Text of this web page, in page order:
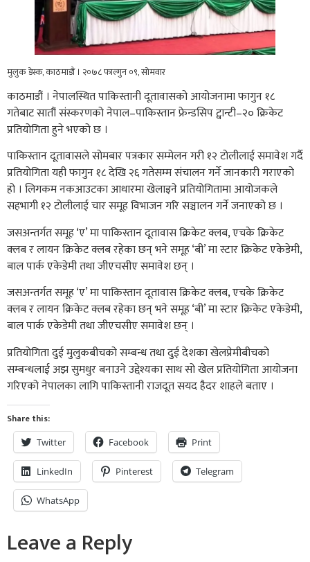
मुलुक डेस्क, काठमाडौं । २०७८ फाल्गुन ०९, सोमवार
काठमाडौं । नेपालस्थित पाकिस्तानी दूतावासको आयोजनामा फागुन १८
गतेबाट सातौं संस्करणको नेपाल–पाकिस्तान फ्रेन्डसिप ट्वान्टी–२० क्रिकेट
प्रतियोगिता हुने भएको छ ।
पाकिस्तान दूतावासले सोमबार पत्रकार सम्मेलन गरी १२ टोलीलाई समावेश गर्दै
प्रतियोगिता यही फागुन १८ देखि २६ गतेसम्म संचालन गर्ने जानकारी गराएको
हो । लिगकम नकआउटका आधारमा खेलाइने प्रतियोगितामा आयोजकले
सहभागी १२ टोलीलाई चार समूह विभाजन गरि सञ्चालन गर्ने जनाएको छ ।
जसअन्तर्गत समूह ‘ए’ मा पाकिस्तान दूतावास क्रिकेट क्लब, एचके क्रिकेट
क्लब र लायन क्रिकेट क्लब रहेका छन् भने समूह ‘बी’ मा स्टार क्रिकेट एकेडेमी,
बाल पार्क एकेडेमी तथा जीएचसीए समावेश छन् ।
जसअन्तर्गत समूह ‘ए’ मा पाकिस्तान दूतावास क्रिकेट क्लब, एचके क्रिकेट
क्लब र लायन क्रिकेट क्लब रहेका छन् भने समूह ‘बी’ मा स्टार क्रिकेट एकेडेमी,
बाल पार्क एकेडेमी तथा जीएचसीए समावेश छन् ।
प्रतियोगिता दुई मुलुकबीचको सम्बन्ध तथा दुई देशका खेलप्रेमीबीचको
सम्बन्धलाई अझ सुमधुर बनाउने उद्देश्यका साथ सो खेल प्रतियोगिता आयोजना
गरिएको नेपालका लागि पाकिस्तानी राजदूत सयद हैदर शाहले बताए ।
Share this:
Twitter Facebook Print
LinkedIn Pinterest Telegram
WhatsApp
Leave a Reply